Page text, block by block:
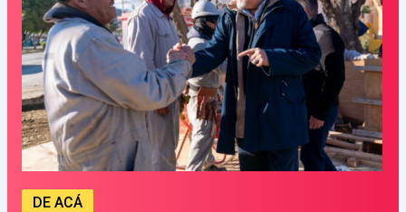
DE ACÁ